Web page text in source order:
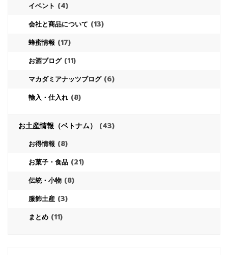
イベント (4)
会社と商品について (13)
蜂蜜情報 (17)
お酒ブログ(11)
マカダミアナッツブログ(6)
輸入・仕入れ (8)
お土産情報（ベトナム） (43)
お得情報 (8)
お菓子・食品 (21)
伝統・小物 (8)
服飾土産 (3)
まとめ (11)